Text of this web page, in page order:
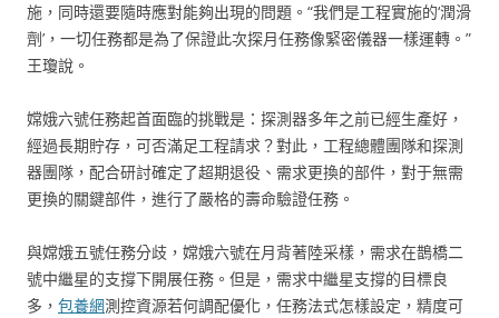
施，同時還要隨時應對能夠出現的問題。“我們是工程實施的‘潤滑
劑’，一切任務都是為了保證此次探月任務像緊密儀器一樣運轉。”
王瓊說。
嫦娥六號任務起首面臨的挑戰是：探測器多年之前已經生產好，
經過長期貯存，可否滿足工程請求？對此，工程總體團隊和探測
器團隊，配合研討確定了超期退役、需求更換的部件，對于無需
更換的關鍵部件，進行了嚴格的壽命驗證任務。
與嫦娥五號任務分歧，嫦娥六號在月背著陸采樣，需求在鵲橋二
號中繼星的支撐下開展任務。但是，需求中繼星支撐的目標良
多， 包養網測控資源若何調配優化，任務法式怎樣設定，精度可